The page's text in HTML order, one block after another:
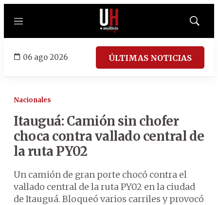
Menú
Mostrar
06 ago 2026 ÚLTIMAS NOTICIAS
Nacionales
Itauguá: Camión sin chofer
choca contra vallado central de
la ruta PY02
Un camión de gran porte chocó contra el
vallado central de la ruta PY02 en la ciudad
de Itauguá. Bloqueó varios carriles y provocó